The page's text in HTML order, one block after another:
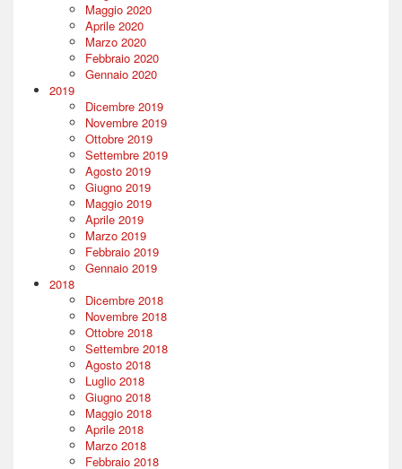
Maggio 2020
Aprile 2020
Marzo 2020
Febbraio 2020
Gennaio 2020
2019
Dicembre 2019
Novembre 2019
Ottobre 2019
Settembre 2019
Agosto 2019
Giugno 2019
Maggio 2019
Aprile 2019
Marzo 2019
Febbraio 2019
Gennaio 2019
2018
Dicembre 2018
Novembre 2018
Ottobre 2018
Settembre 2018
Agosto 2018
Luglio 2018
Giugno 2018
Maggio 2018
Aprile 2018
Marzo 2018
Febbraio 2018